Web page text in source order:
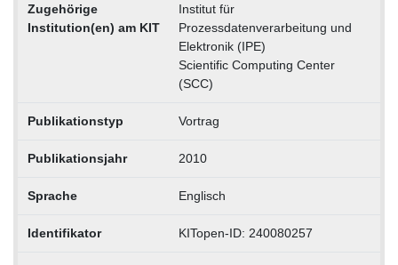
Zugehörige
Institution(en) am KIT
Institut für
Prozessdatenverarbeitung und
Elektronik (IPE)
Scientific Computing Center
(SCC)
Publikationstyp Vortrag
Publikationsjahr 2010
Sprache Englisch
Identifikator KITopen-ID: 240080257